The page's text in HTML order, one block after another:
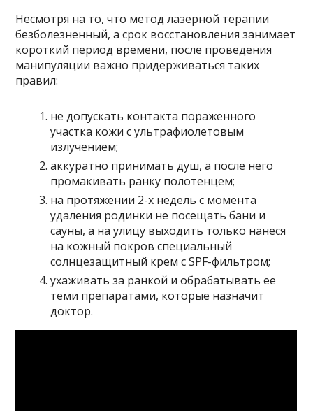
Несмотря на то, что метод лазерной терапии
безболезненный, а срок восстановления занимает
короткий период времени, после проведения
манипуляции важно придерживаться таких
правил:
не допускать контакта пораженного
участка кожи с ультрафиолетовым
излучением;
аккуратно принимать душ, а после него
промакивать ранку полотенцем;
на протяжении 2-х недель с момента
удаления родинки не посещать бани и
сауны, а на улицу выходить только нанеся
на кожный покров специальный
солнцезащитный крем с SPF-фильтром;
ухаживать за ранкой и обрабатывать ее
теми препаратами, которые назначит
доктор.